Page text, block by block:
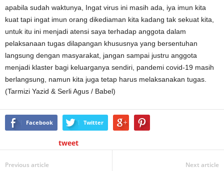
apabila sudah waktunya, Ingat virus ini masih ada, iya imun kita
kuat tapi ingat imun orang dikediaman kita kadang tak sekuat kita,
untuk itu ini menjadi atensi saya terhadap anggota dalam
pelaksanaan tugas dilapangan khususnya yang bersentuhan
langsung dengan masyarakat, jangan sampai justru anggota
menjadi klaster bagi keluarganya sendiri, pandemi covid-19 masih
berlangsung, namun kita juga tetap harus melaksanakan tugas.
(Tarmizi Yazid & Serli Agus / Babel)
Facebook Twitter
tweet
Previous article Next article